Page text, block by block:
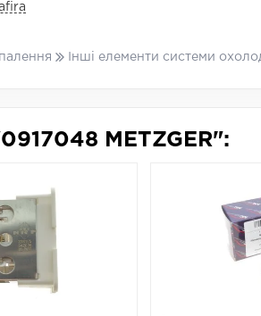
Інші елементи системи
METZGER":